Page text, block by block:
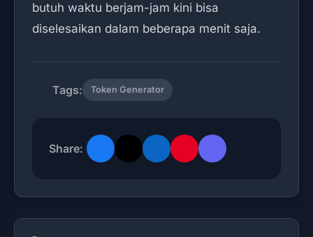
butuh waktu berjam-jam kini bisa
diselesaikan dalam beberapa menit saja.
Tags: Token Generator
Share: